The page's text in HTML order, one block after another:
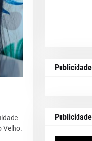
Velho.
Publicidade
Publicidade